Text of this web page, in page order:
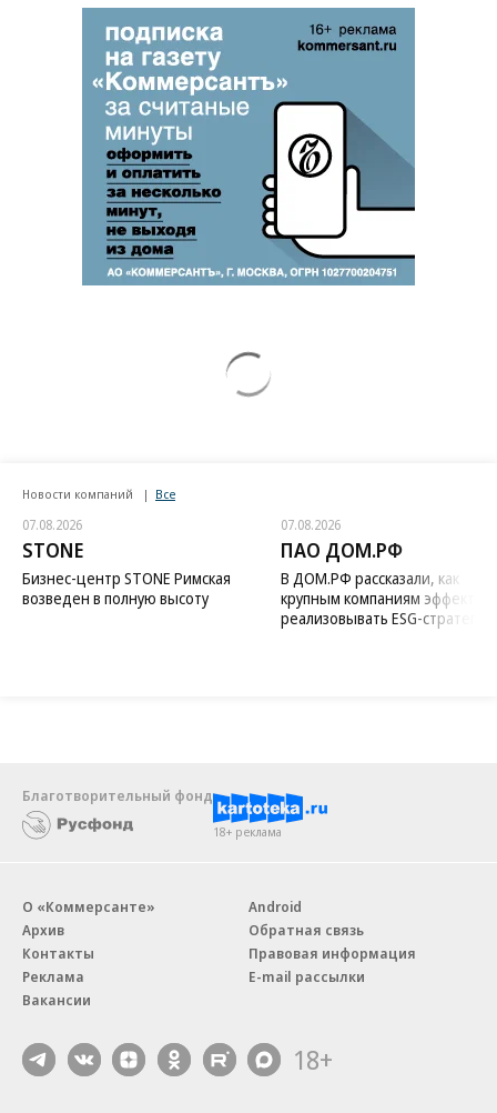
Новости компаний Все
07.08.2026
STONE
Бизнес-центр STONE Римская
возведен в полную высоту
07.08.2026
ПАО ДОМ.РФ
В ДОМ.РФ рассказали, как
крупным компаниям
реализовывать ESG-стратегию
Благотворительный фонд
18+ реклама
О «Коммерсанте»
Архив
Контакты
Реклама
Вакансии
Android
Обратная связь
Правовая информация
E-mail рассылки
18+